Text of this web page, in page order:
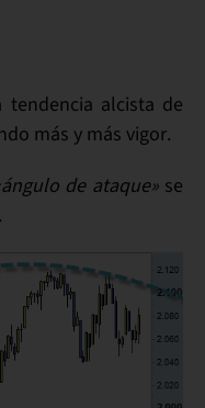
alcista de
más y más vigor.
de ataque»se